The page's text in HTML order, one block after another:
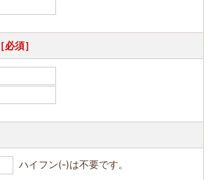
［必須］
ハイフン(-)は不要です。